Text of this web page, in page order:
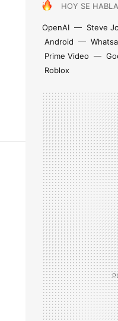
HOY SE
OpenAI Steve
Android
Prime Video
Roblox